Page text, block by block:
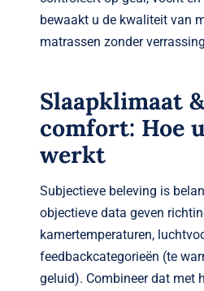
bewaakt u de kwaliteit van
matrassen zonder
Slaapklimaat
comfort: Hoe
werkt
Subjectieve beleving is
objectieve data geven
kamertemperaturen,
feedbackcategorieën (te
geluid). Combineer dat met